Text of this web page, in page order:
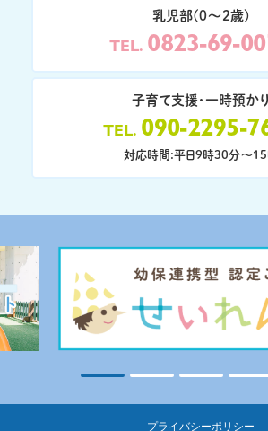
乳児部(0〜2歳)
TEL 0823-69-
子育て支援・一時預かり
TEL 090-2295-
対応時間:平日9時30分〜
プライバシーポリシー